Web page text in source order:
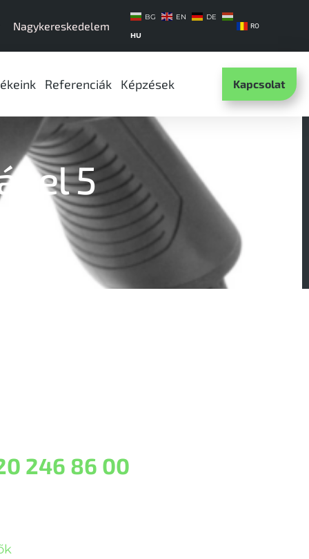
Nagykereskedelem
BG EN DE
HU
RO
Referenciák Képzések Kapcsolat
5
246 86 00